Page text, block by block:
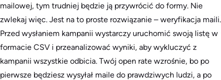
mailowej, tym trudniej będzie ją przywrócić do formy. Nie
zwlekaj więc. Jest na to proste rozwiązanie – weryfikacja maili.
Przed wysłaniem kampanii wystarczy uruchomić swoją listę w
formacie CSV i przeanalizować wyniki, aby wykluczyć z
kampanii wszystkie odbicia. Twój open rate wzrośnie, bo po
pierwsze będziesz wysyłał maile do prawdziwych ludzi, a po